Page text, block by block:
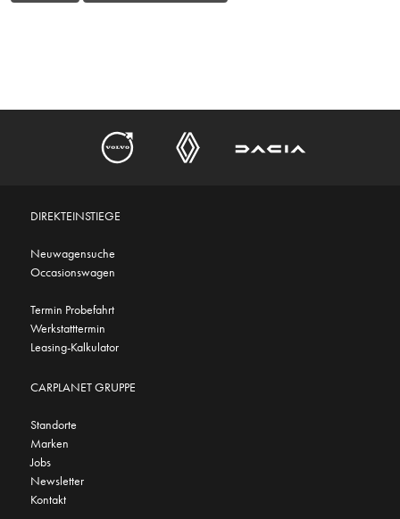
DIREKTEINSTIEGE
Neuwagensuche
Occasionswagen
Termin Probefahrt
Werkstatttermin
Leasing-Kalkulator
CARPLANET GRUPPE
Standorte
Marken
Jobs
Newsletter
Kontakt